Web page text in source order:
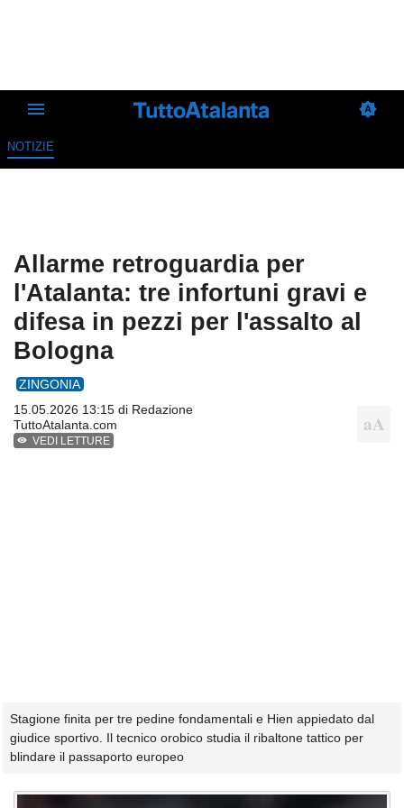
NOTIZIE
Allarme retroguardia per
l'Atalanta: tre infortuni gravi e
difesa in pezzi per l'assalto al
Bologna
ZINGONIA
15.05.2026 13:15 di Redazione
TuttoAtalanta.com
VEDI LETTURE
Stagione finita per tre pedine fondamentali e Hien appiedato dal
giudice sportivo. Il tecnico orobico studia il ribaltone tattico per
blindare il passaporto europeo